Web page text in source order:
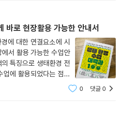
름을 해요
』를 읽고 글쓴이의 의도를 생각해요
분해되는 데 얼마나 걸릴까요?
상하고 확인해요
할 것인가?
타내요
라면을 끓여요
색깔로 떨어질지 정수기를 뚫어져라
!” 이곳저곳에서 아이들의 환호성이 들
끗하게 정수해요」중에서
계 정보와 지리 정보를 융합해 정보를 제
영하고 있습니다. 이곳에는 사회 시간에
업에서는 30년간 기온과 강수량이 어
바로 현장활용 가능한 안내서
에 대한 연결요소에 시
서 활용 가능한 수업안
특징으로 생태환경 전
에 활용되었다는 점을
0 댓글0